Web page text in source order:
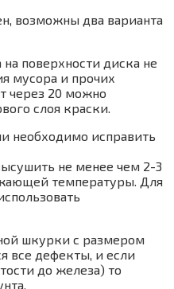
возможны два варианта
на поверхности диска не
мусора и прочих
через 20 можно
слоя краски.
необходимо исправить
не менее чем 2-3
температуры. Для
шкурки с размером
все дефекты, и если
до железа) то